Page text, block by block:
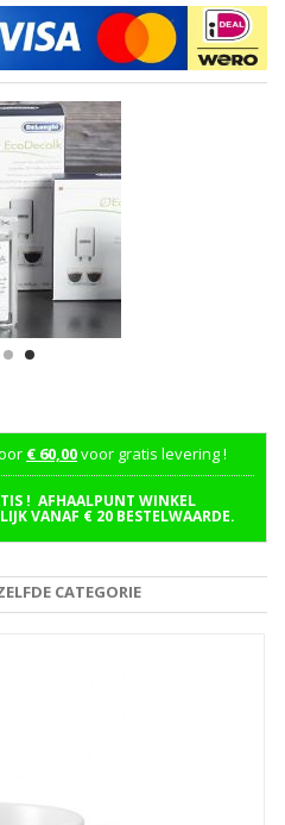
€ 60,00voor gratis levering !
! AFHAALPUNT WINKEL
VANAF € 20 BESTELWAARDE.
CATEGORIE